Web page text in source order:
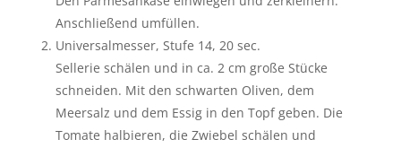
Anschließend umfüllen.
Universalmesser, Stufe 14, 20 sec.
Sellerie schälen und in ca. 2 cm große Stücke
schneiden. Mit den schwarten Oliven, dem
Meersalz und dem Essig in den Topf geben. Die
Tomate halbieren, die Zwiebel schälen und